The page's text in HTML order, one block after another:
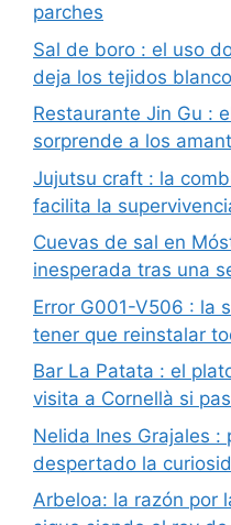
parches
Sal de boro : el uso
deja los tejidos
Restaurante Jin Gu :
sorprende a los
Jujutsu craft : la
facilita la
Cuevas de sal en
inesperada tras una
Error G001-V506 : la
tener que reinstalar
Bar La Patata : el
visita a Cornellà si
Nelida Ines Grajales :
despertado la
Arbeloa: la razón por